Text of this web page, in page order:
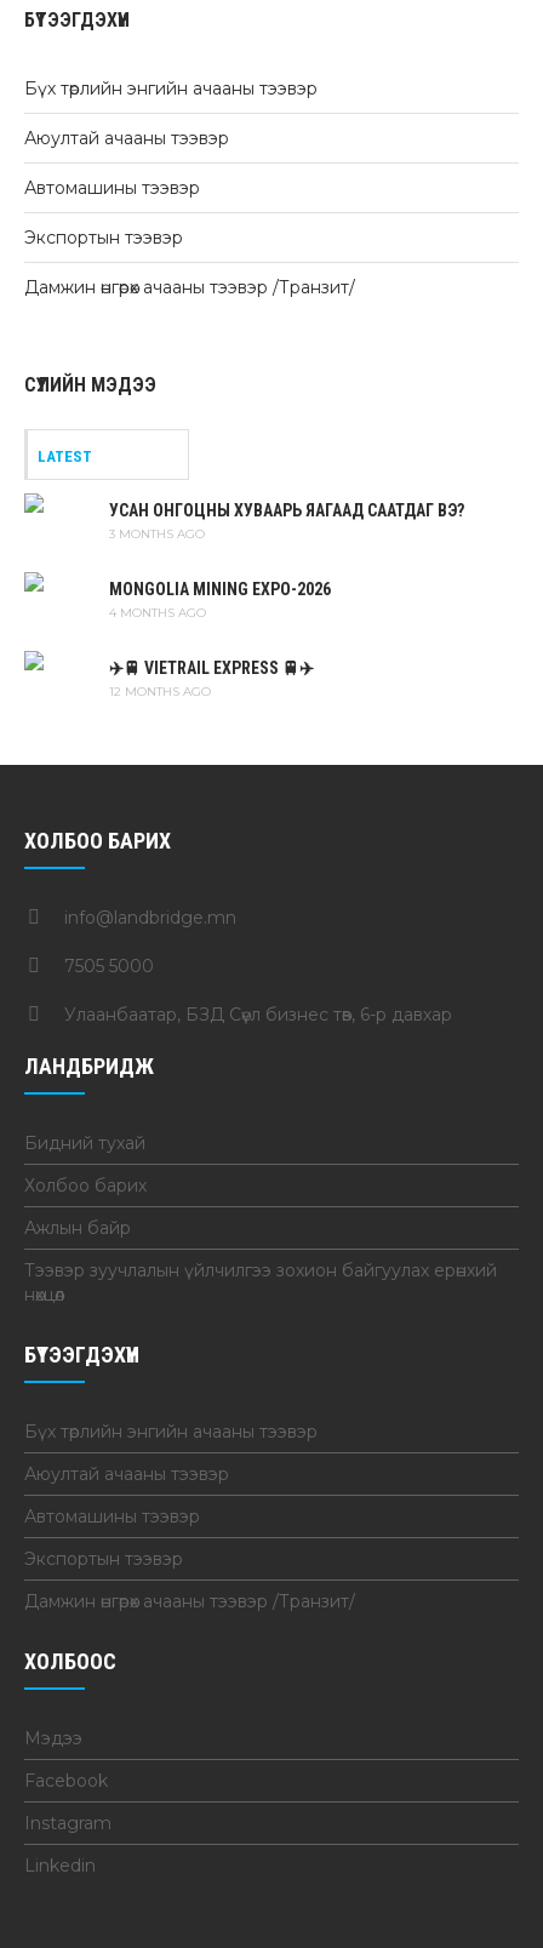
БҮТЭЭГДЭХҮҮН
Бүх төрлийн энгийн ачааны тээвэр
Аюултай ачааны тээвэр
Автомашины тээвэр
Экспортын тээвэр
Дамжин өнгөрөх ачааны тээвэр /Транзит/
СҮҮЛИЙН МЭДЭЭ
LATEST
УСАН ОНГОЦНЫ ХУВААРЬ ЯАГААД СААТДАГ ВЭ?
3 MONTHS AGO
MONGOLIA MINING EXPO-2026
4 MONTHS AGO
✈️🚆 VIETRAIL EXPRESS 🚆✈️
12 MONTHS AGO
ХОЛБОО БАРИХ
info@landbridge.mn
7505 5000
Улаанбаатар, БЗД Сөүл бизнес төв, 6-р давхар
ЛАНДБРИДЖ
Бидний тухай
Холбоо барих
Ажлын байр
Тээвэр зуучлалын үйлчилгээ зохион байгуулах ерөнхий
нөхцөл
БҮТЭЭГДЭХҮҮН
Бүх төрлийн энгийн ачааны тээвэр
Аюултай ачааны тээвэр
Автомашины тээвэр
Экспортын тээвэр
Дамжин өнгөрөх ачааны тээвэр /Транзит/
ХОЛБООС
Мэдээ
Facebook
Instagram
Linkedin